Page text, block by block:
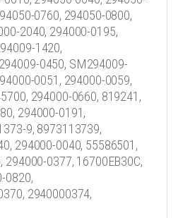
0760, 294050-0800,
2040, 294000-0195,
1420,
0450, SM294009-
0051, 294000-0059,
294000-0660, 819241,
294000-0191,
9, 8973113739,
294000-0040, 55586501,
0377, 16700EB30C,
0820,
2940000374,